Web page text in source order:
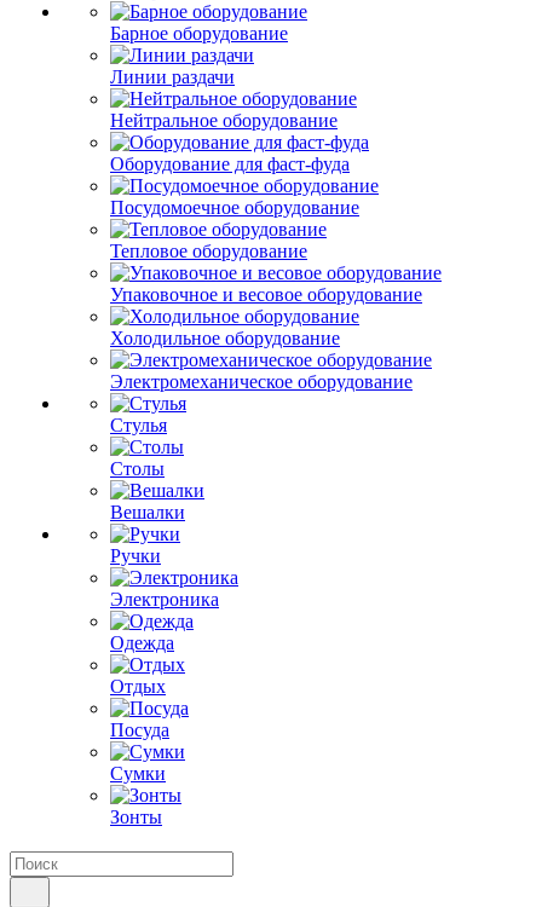
Барное оборудование
Линии раздачи
Нейтральное оборудование
Оборудование для фаст-фуда
Посудомоечное оборудование
Тепловое оборудование
Упаковочное и весовое оборудование
Холодильное оборудование
Электромеханическое оборудование
Стулья
Столы
Вешалки
Ручки
Электроника
Одежда
Отдых
Посуда
Сумки
Зонты